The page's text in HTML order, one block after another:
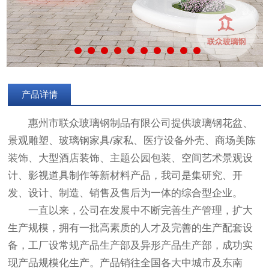
产品详情
惠州市联众玻璃钢制品有限公司提供玻璃钢花盆、
景观雕塑、玻璃钢家具/家私、医疗设备外壳、商场美陈
装饰、大型酒店装饰、主题公园包装、空间艺术景观设
计、影视道具制作等新材料产品，我司是集研究、开
发、设计、制造、销售及售后为一体的综合型企业。
一直以来，公司在发展中不断完善生产管理，扩大
生产规模，拥有一批高素质的人才及完善的生产配套设
备，工厂设常规产品生产部及异形产品生产部，成功实
现产品规模化生产。产品销往全国各大中城市及东南